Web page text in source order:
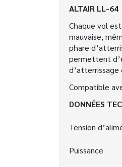
ALTAIR LL-64
Chaque vol
mauvaise,
phare
permettent
Compatible
DONNÉES
Tension
Puissance